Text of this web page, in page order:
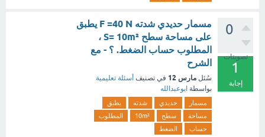
0
تصويتات
1
إجابة
مسمار حديدي شدته F =40 N يطبق
على مساحة سطح S= 10m² ،
المطلوب حساب الضغط. ؟ - مع
الشرح
سُئل مارس 12 في تصنيف أسئلة تعليمية
بواسطة ابوعبدالله
مسمار حديدي شدته
يطبق
مساحة
سطح 10m²
المطلوب
حساب
الضغط